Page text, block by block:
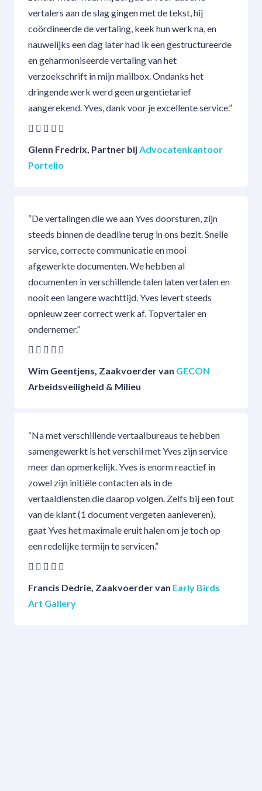
vertalers aan de slag gingen met de tekst, hij
coördineerde de vertaling, keek hun werk na, en
nauwelijks een dag later had ik een gestructureerde
en geharmoniseerde vertaling van het
verzoekschrift in mijn mailbox. Ondanks het
dringende werk werd geen urgentietarief
aangerekend. Yves, dank voor je excellente service.”
Glenn Fredrix, Partner bijAdvocatenkantoor
Portelio
“De vertalingen die we aan Yves doorsturen, zijn
steeds binnen de deadline terug in ons bezit. Snelle
service, correcte communicatie en mooi
afgewerkte documenten. We hebben al
documenten in verschillende talen laten vertalen en
nooit een langere wachttijd. Yves levert steeds
opnieuw zeer correct werk af. Topvertaler en
ondernemer.”
Wim Geentjens, Zaakvoerder van GECON
Arbeidsveiligheid & Milieu
“Na met verschillende vertaalbureaus te hebben
samengewerkt is het verschil met Yves zijn service
meer dan opmerkelijk. Yves is enorm reactief in
zowel zijn initiële contacten als in de
vertaaldiensten die daarop volgen. Zelfs bij een fout
van de klant (1 document vergeten aanleveren),
gaat Yves het maximale eruit halen om je toch op
een redelijke termijn te servicen.”
Francis Dedrie, Zaakvoerder van Early Birds
Art Gallery